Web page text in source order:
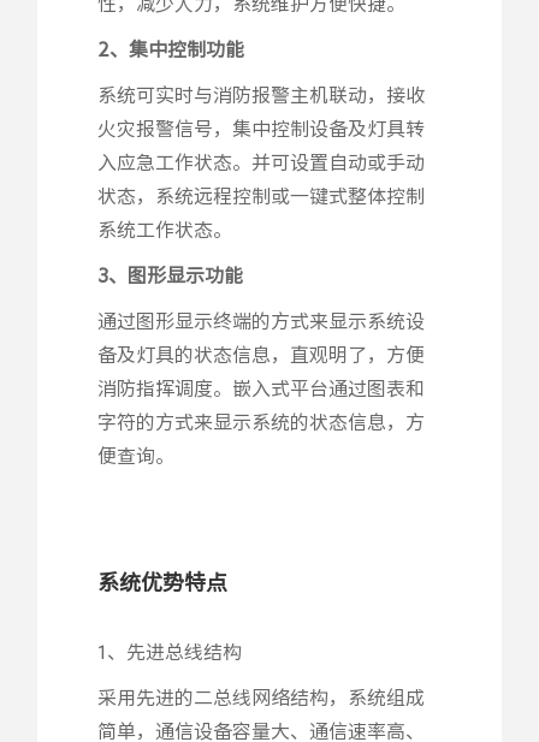
2、集中控制功能
系统可实时与消防报警主机联动，接收
火灾报警信号，集中控制设备及灯具转
入应急工作状态。并可设置自动或手动
状态，系统远程控制或一键式整体控制
系统工作状态。
3、图形显示功能
通过图形显示终端的方式来显示系统设
备及灯具的状态信息，直观明了，方便
消防指挥调度。嵌入式平台通过图表和
字符的方式来显示系统的状态信息，方
便查询。
系统优势特点
1、先进总线结构
采用先进的二总线网络结构，系统组成
简单，通信设备容量大、通信速率高、